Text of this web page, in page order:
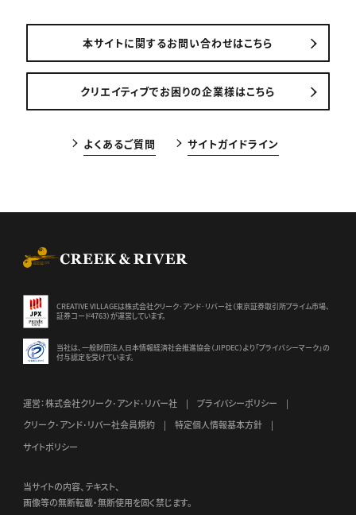
本サイトに関するお問い合わせはこちら
クリエイティブでお困りの企業様はこちら
よくあるご質問 サイトガイドライン
CREATIVE VILLAGEは株式会社クリーク･アンド･リバー社（東京証券取引所プライム市場、
証券コード4763）が運営しています。
当社は、一般財団法人日本情報経済社会推進協会（JIPDEC）より 「プライバシーマーク」の
付与認定を受けています。
運営：株式会社クリーク･アンド･リバー社
プライバシーポリシー
クリーク･アンド･リバー社会員規約
特定個人情報基本方針
サイトポリシー
当サイトの内容、テキスト、
画像等の無断転載・無断使用を固く禁じます。